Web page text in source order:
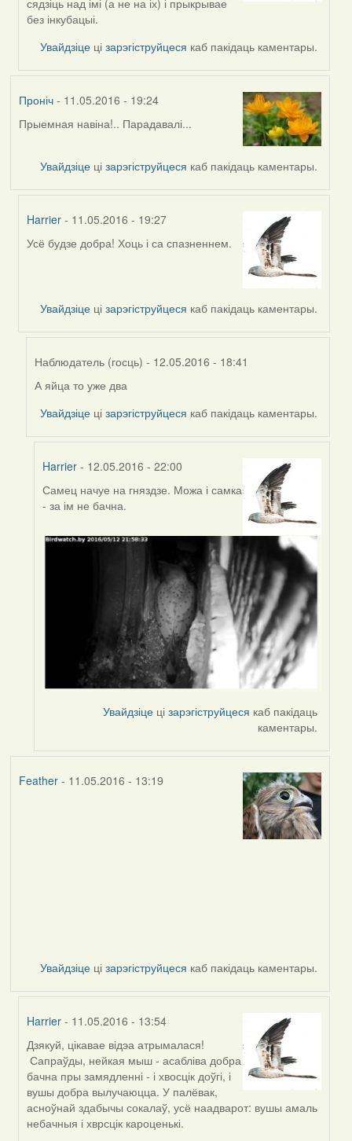
by
Feather
без інкубацыі.
Увайдзіце цізарэгіструйцеся каб пакідаць каментары.
Проніч- 11.05.2016 - 19:24
Прыемная навіна!.. Парадавалі...
Увайдзіце цізарэгіструйцеся каб пакідаць каментары.
Harrier - 11.05.2016 - 19:27
In
Проніч
Усё будзе добра! Хоць і са спазненнем.
Увайдзіце цізарэгіструйцеся каб пакідаць каментары.
Наблюдатель (госць) - 12.05.2016 - 18:41
In
reply
by
А яйца то уже два
Увайдзіце цізарэгіструйцеся каб пакідаць каментары.
Harrier- 12.05.2016 - 22:00
In
reply
by
Самец начуе на гняздзе. Можа і самка
- за ім не бачна.
Увайдзіце цізарэгіструйцеся каб пакідаць
каментары.
Feather- 11.05.2016 - 13:19
Увайдзіце цізарэгіструйцеся каб пакідаць каментары.
Harrier - 11.05.2016 - 13:54
In
reply
to
by
Feather
Дзякуй, цікавае відэа атрымалася!
Сапраўды, нейкая мыш - асабліва добра
бачна пры замядленні - і хвосцік доўгі, і
вушы добра вылучаюцца. У палёвак,
асноўнай здабычы сокалаў, усё наадварот: вушы амаль
небачныя і хврсцік кароценькі.